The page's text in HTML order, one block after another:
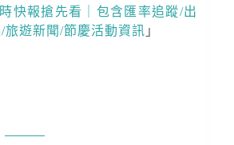
快報搶先看｜包含匯率追蹤/出
旅遊新聞/節慶活動資訊 」